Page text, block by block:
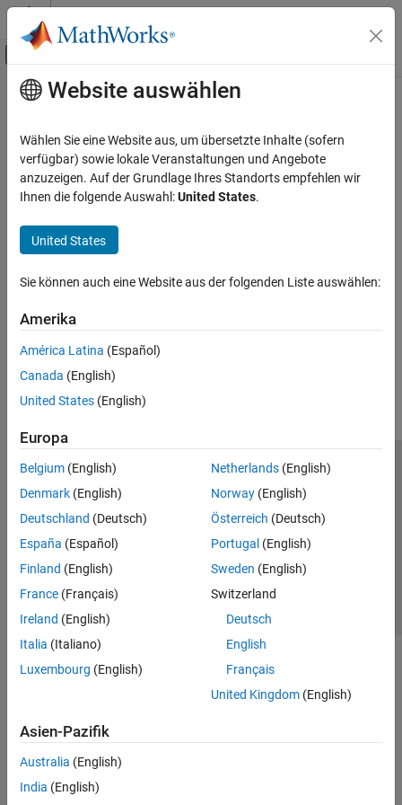
Weiter zum Inhalt
Umschaltung für Off-Canvas-
Startseite der Dokumentation
Hauptinhalt
How useful was this information?
Website auswählen
Wählen Sie eine Website aus, um übersetzte Inhalte (sofern
verfügbar) sowie lokale Veranstaltungen und Angebote
anzuzeigen. Auf der Grundlage Ihres Standorts empfehlen wir
Ihnen die folgende Auswahl:United States.
United States
Sie können auch eine Website aus der folgenden Liste auswählen:
Amerika
América Latina (Español)
Canada (English)
United States (English)
Europa
Belgium (English)
Denmark (English)
Deutschland (Deutsch)
España (Español)
Finland (English)
France (Français)
Ireland (English)
Italia (Italiano)
Luxembourg (English)
Netherlands(English)
Norway(English)
Österreich (Deutsch)
Portugal (English)
Sweden (English)
Switzerland
Deutsch
English
Français
United Kingdom(English)
Asien-Pazifik
Australia (English)
India (English)
Trust Center
Datenschutz-Richtlinien
Datendiebstahl verhindern
Status von Anwendungen
© 1994-2026 The MathWorks, Inc.
Website auswählen
Deutschland